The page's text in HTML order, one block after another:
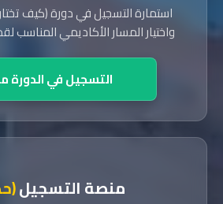
استمارة التسجيل في دورة (كيف
واختيار المسار الأكاديمي المناسب
التسجيل في الدورة
منصة التسجيل